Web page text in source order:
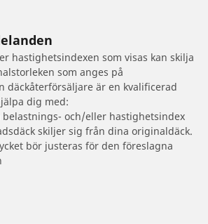
hastighetsindexen som visas kan skilja
som anges på
däckåterförsäljare är en kvalificerad
dig med:
och/eller hastighetsindex
skiljer sig från dina originaldäck.
bör justeras för den föreslagna